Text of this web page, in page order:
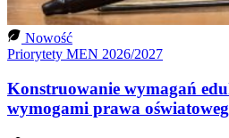
Nowość
Priorytety MEN 2026/2027
Konstruowanie wymagań
wymogami prawa